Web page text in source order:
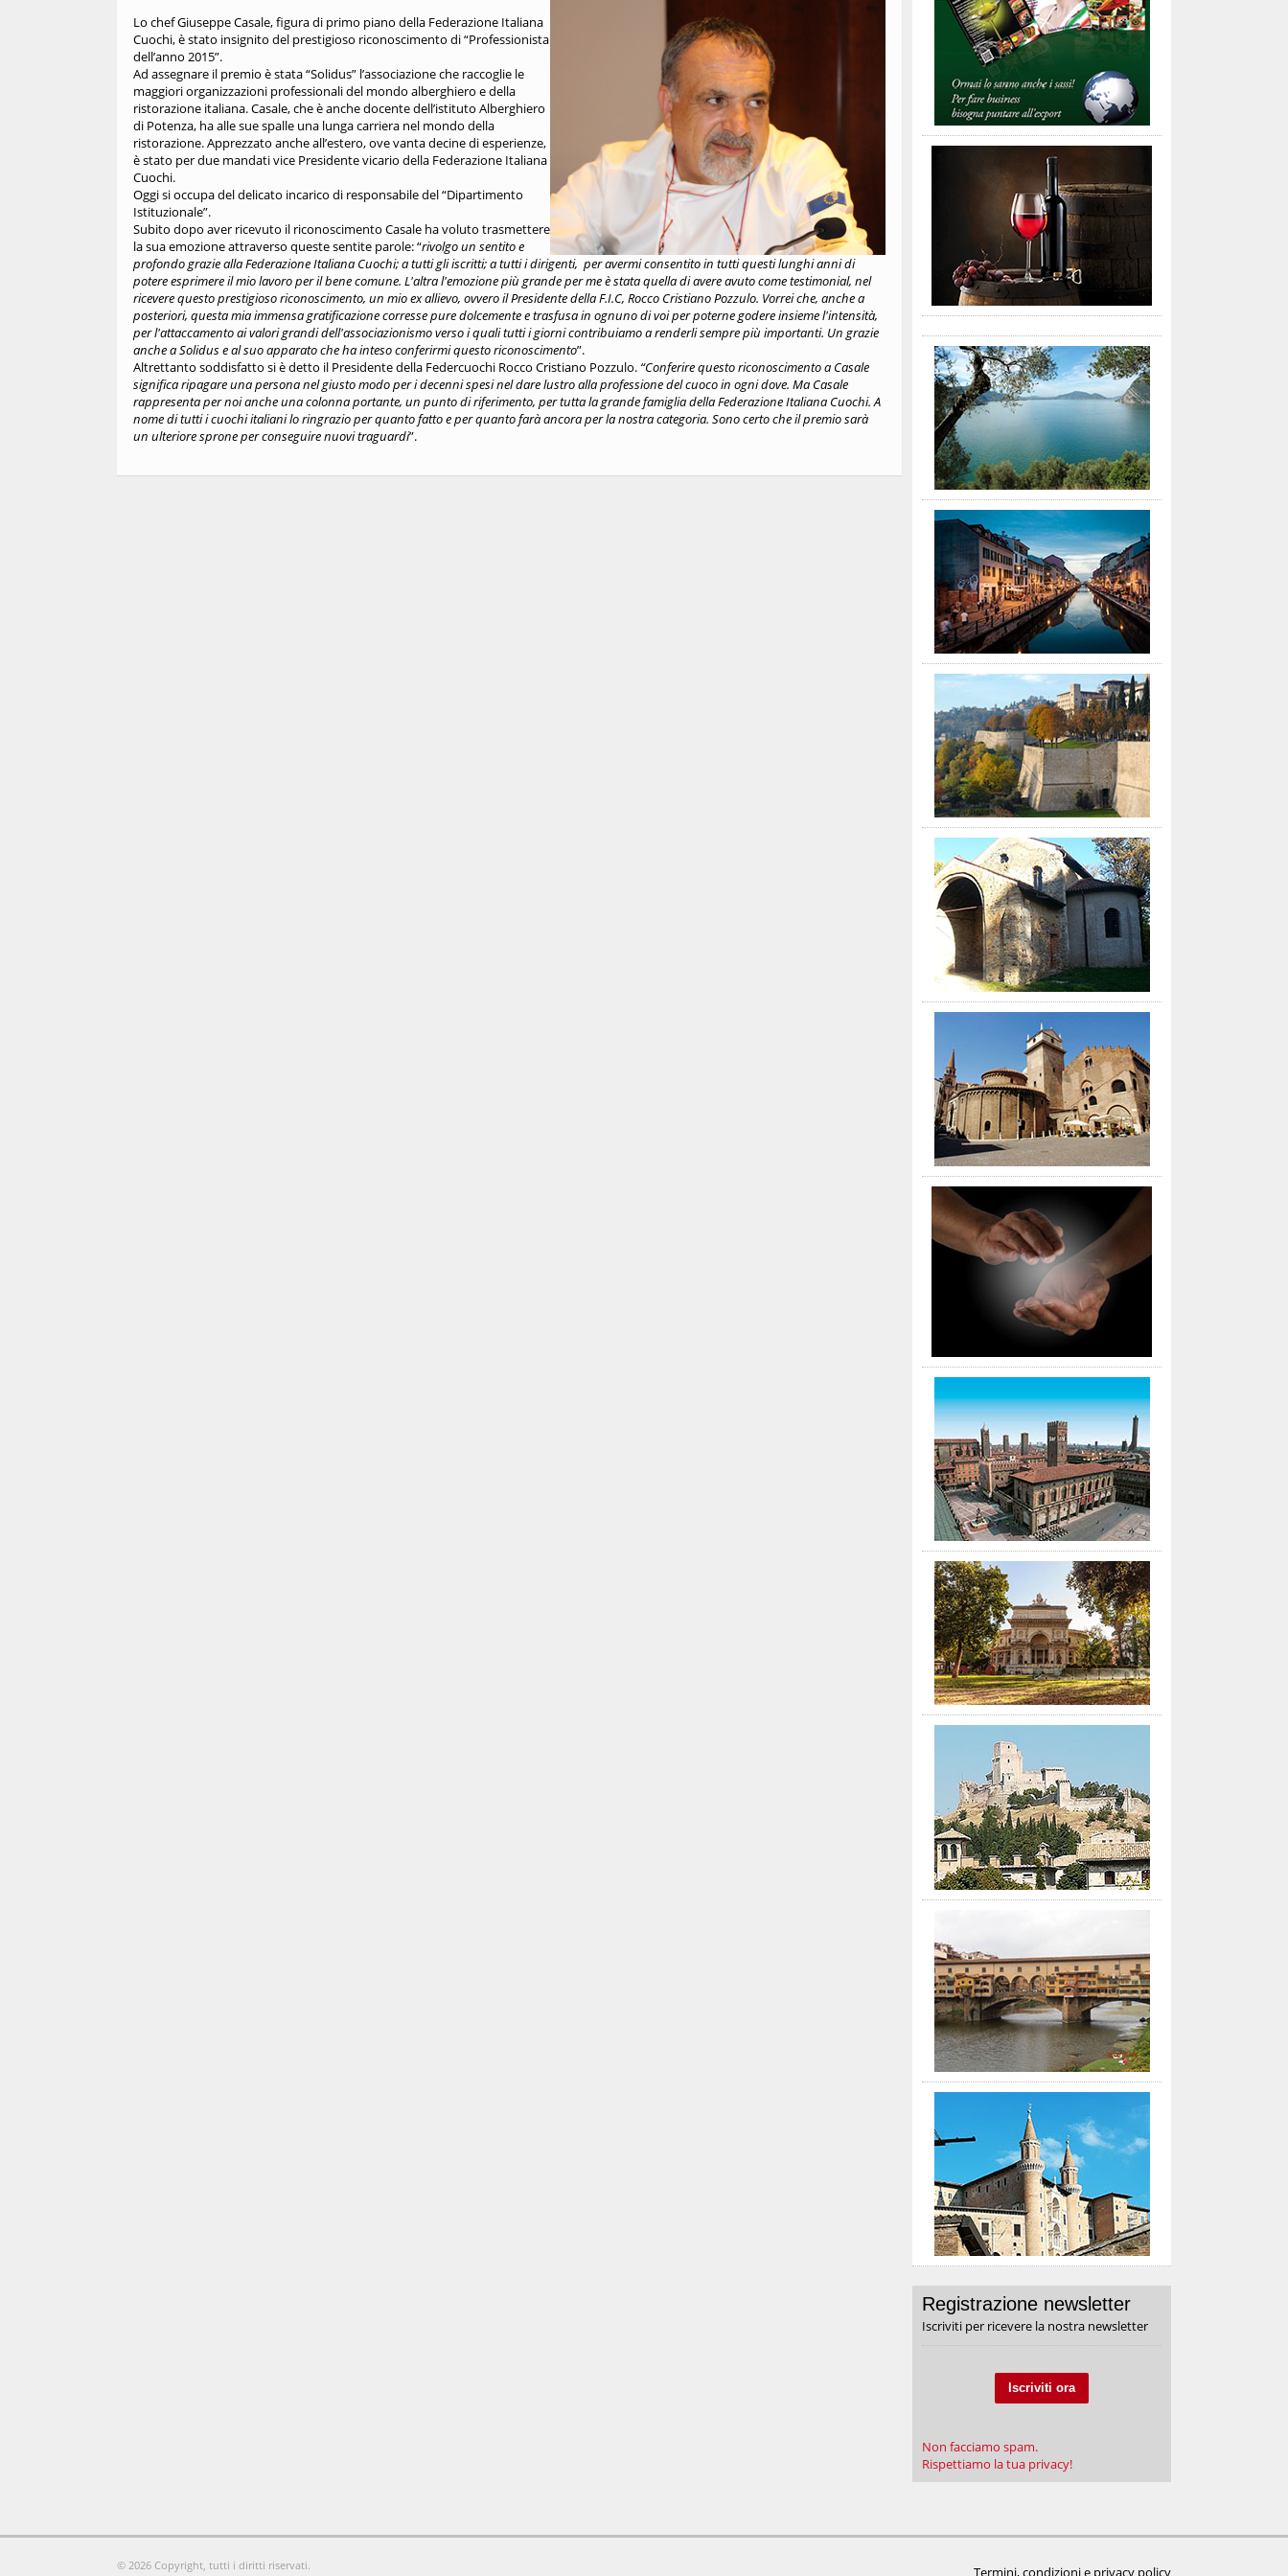
Lo chef Giuseppe Casale, figura di primo piano della Federazione Italiana
Cuochi, è stato insignito del prestigioso riconoscimento di “Professionista
dell’anno 2015”.
Ad assegnare il premio è stata “Solidus” l’associazione che raccoglie le
maggiori organizzazioni professionali del mondo alberghiero e della
ristorazione italiana. Casale, che è anche docente dell’istituto Alberghiero
di Potenza, ha alle sue spalle una lunga carriera nel mondo della
ristorazione. Apprezzato anche all’estero, ove vanta decine di esperienze,
è stato per due mandati vice Presidente vicario della Federazione Italiana
Cuochi.
Oggi si occupa del delicato incarico di responsabile del “Dipartimento
Istituzionale”.
Subito dopo aver ricevuto il riconoscimento Casale ha voluto trasmettere
la sua emozione attraverso queste sentite parole: “rivolgo un sentito e
profondo grazie alla Federazione Italiana Cuochi; a tutti gli iscritti; a tutti i dirigenti, per avermi consentito in tutti questi lunghi anni di
potere esprimere il mio lavoro per il bene comune. L'altra l'emozione più grande per me è stata quella di avere avuto come testimonial, nel
ricevere questo prestigioso riconoscimento, un mio ex allievo, ovvero il Presidente della F.I.C, Rocco Cristiano Pozzulo. Vorrei che, anche a
posteriori, questa mia immensa gratificazione corresse pure dolcemente e trasfusa in ognuno di voi per poterne godere insieme l'intensità,
per l'attaccamento ai valori grandi dell'associazionismo verso i quali tutti i giorni contribuiamo a renderli sempre più importanti. Un grazie
anche a Solidus e al suo apparato che ha inteso conferirmi questo riconoscimento”.
Altrettanto soddisfatto si è detto il Presidente della Federcuochi Rocco Cristiano Pozzulo. “Conferire questo riconoscimento a Casale
significa ripagare una persona nel giusto modo per i decenni spesi nel dare lustro alla professione del cuoco in ogni dove. Ma Casale
rappresenta per noi anche una colonna portante, un punto di riferimento, per tutta la grande famiglia della Federazione Italiana Cuochi. A
nome di tutti i cuochi italiani lo ringrazio per quanto fatto e per quanto farà ancora per la nostra categoria. Sono certo che il premio sarà
un ulteriore sprone per conseguire nuovi traguardi”.
Registrazione newsletter
Iscriviti per ricevere la nostra newsletter
Iscriviti ora
Non facciamo spam.
Rispettiamo la tua privacy!
Termini, condizioni e privacy policy
© 2026 Copyright, tutti i diritti riservati.